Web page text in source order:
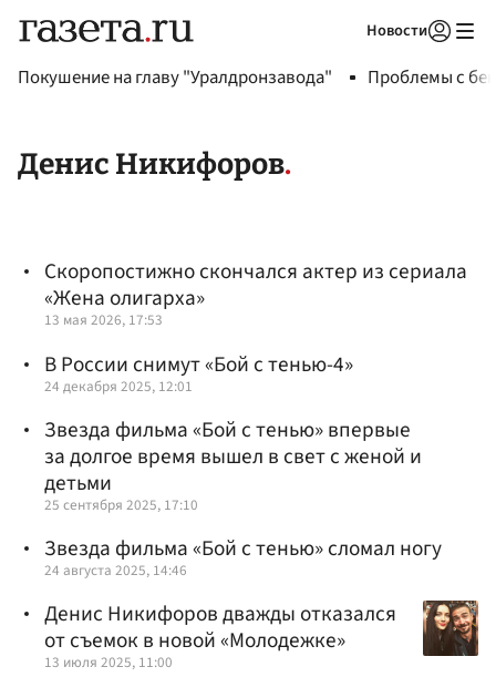
Новости
Покушение на главу "Уралдронзавода" Проблемы с
Денис Никифоров
Скоропостижно скончался актер из сериала
«Жена олигарха»
13 мая 2026, 17:53
В России снимут «Бой с тенью-4»
24 декабря 2025, 12:01
Звезда фильма «Бой с тенью» впервые
за долгое время вышел в свет с женой и
детьми
25 сентября 2025, 17:10
Звезда фильма «Бой с тенью» сломал ногу
24 августа 2025, 14:46
Денис Никифоров дважды отказался
от съемок в новой «Молодежке»
13 июля 2025, 11:00